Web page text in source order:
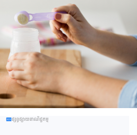
ផ្សព្វផ្សាយពាណិជ្ជកម្ម